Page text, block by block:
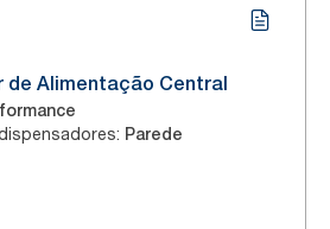
de Alimentação Central
: Parede